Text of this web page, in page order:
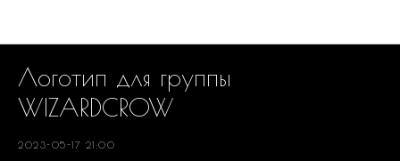
Логотип для группы
WIZARDCROW
2023-05-17 21:00